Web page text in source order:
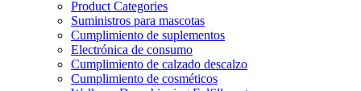
Product Categories
Suministros para mascotas
Cumplimiento de suplementos
Electrónica de consumo
Cumplimiento de calzado descalzo
Cumplimiento de cosméticos